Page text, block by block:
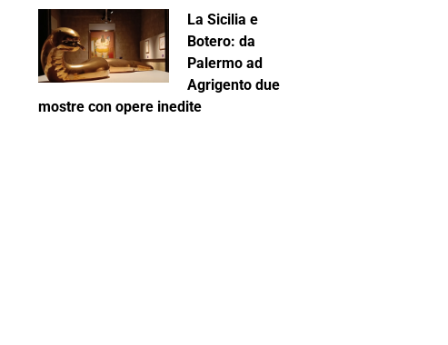
La Sicilia e
Botero: da
Palermo ad
Agrigento due
mostre con opere inedite